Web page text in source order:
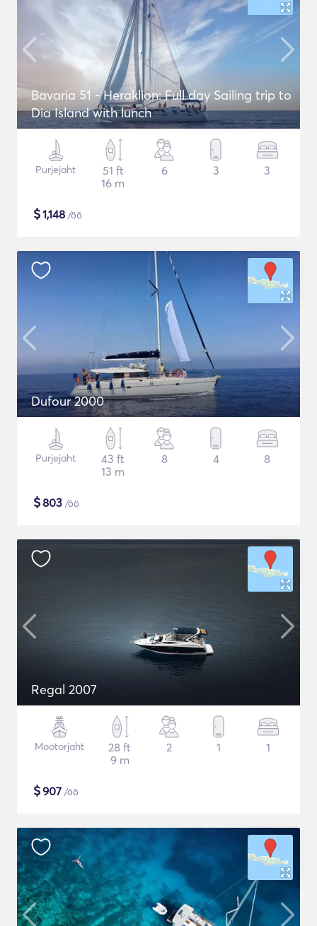
Bavaria 51 - Heraklion: Full day Sailing trip to
Dia Island with lunch
Purjejaht
51 ft
16 m
6 3 3
$1,148 /öö
Dufour 2000
Purjejaht
43 ft
13 m
8 4 8
$803 /öö
Regal 2007
Mootorjaht
28 ft
9 m
2 1 1
$907 /öö